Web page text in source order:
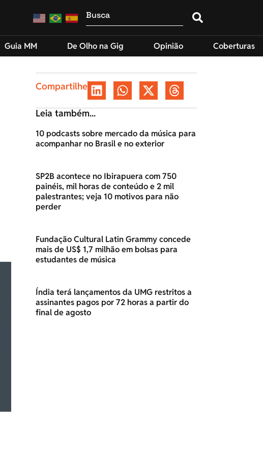
Guia MM De Olho na Gig Opinião Coberturas
Compartilhe
Leia também...
10 podcasts sobre mercado da música para
acompanhar no Brasil e no exterior
SP2B acontece no Ibirapuera com 750
painéis, mil horas de conteúdo e 2 mil
palestrantes; veja 10 motivos para não
perder
Fundação Cultural Latin Grammy concede
mais de US$ 1,7 milhão em bolsas para
estudantes de música
Índia terá lançamentos da UMG restritos a
assinantes pagos por 72 horas a partir do
final de agosto